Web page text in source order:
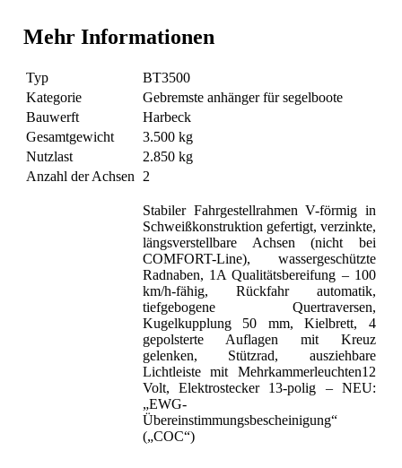
Mehr Informationen
Typ
BT3500
Kategorie
Gebremste anhänger für segelboote
Bauwerft
Harbeck
Gesamtgewicht
3.500 kg
Nutzlast
2.850 kg
Anzahl der Achsen
2
Stabiler Fahrgestellrahmen V-förmig in
Schweißkonstruktion gefertigt, verzinkte,
längsverstellbare Achsen (nicht bei
COMFORT-Line), wassergeschützte
Radnaben, 1A Qualitätsbereifung – 100
km/h-fähig, Rückfahr automatik,
tiefgebogene Quertraversen,
Kugelkupplung 50 mm, Kielbrett, 4
gepolsterte Auflagen mit Kreuz
gelenken, Stützrad, ausziehbare
Lichtleiste mit Mehrkammerleuchten12
Volt, Elektrostecker 13-polig – NEU:
„EWG-
Übereinstimmungsbescheinigung“
(„COC“)